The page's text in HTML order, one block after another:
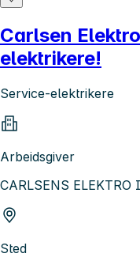
Carlsen
elektrikere!
Service-elektrikere
Arbeidsgiver
CARLSENS
Sted